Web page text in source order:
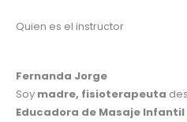
Quien es el instructor
Fernanda Jorge
Soy madre, fisioterapeuta
Educadora de Masaje Infantil